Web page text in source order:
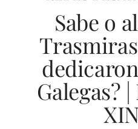
Sabe o
Galegas?